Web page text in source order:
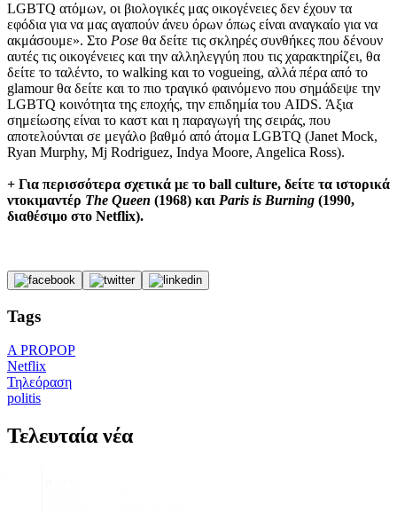
LGBTQ ατόμων, οι βιολογικές μας οικογένειες δεν έχουν τα
εφόδια για να μας αγαπούν άνευ όρων όπως είναι αναγκαίο για να
ακμάσουμε». Στο Pose θα δείτε τις σκληρές συνθήκες που δένουν
αυτές τις οικογένειες και την αλληλεγγύη που τις χαρακτηρίζει, θα
δείτε το ταλέντο, το walking και το vogueing, αλλά πέρα από το
glamour θα δείτε και το πιο τραγικό φαινόμενο που σημάδεψε την
LGBTQ κοινότητα της εποχής, την επιδημία του AIDS. Άξια
σημείωσης είναι το καστ και η παραγωγή της σειράς, που
αποτελούνται σε μεγάλο βαθμό από άτομα LGBTQ (Janet Mock,
Ryan Murphy, Mj Rodriguez, Indya Moore, Angelica Ross).
+ Για περισσότερα σχετικά με το ball culture, δείτε τα ιστορικά
ντοκιμαντέρ The Queen (1968) και Paris is Burning (1990,
διαθέσιμο στο Netflix).
Tags
A PROPOP
Netflix
Τηλεόραση
politis
Τελευταία νέα